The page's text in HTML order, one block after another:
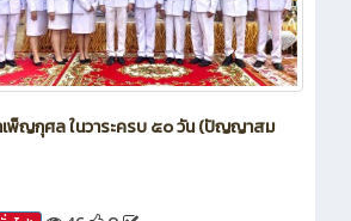
พ็ญกุศล ในวาระครบ ๕๐ วัน (ปัญญาสม